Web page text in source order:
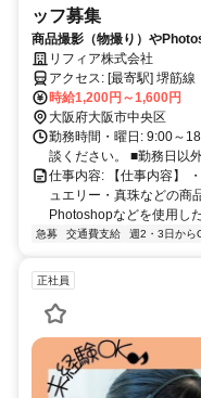
ッフ募集
商品撮影（物撮り）や
意な方！！
リフィア株式会社
アクセス: [最寄駅]
時給1,200円～1,600円
大阪府大阪市中央区
勤務時間・曜日: 9:00～
談ください。 ■勤務日以
仕事内容: 【仕事内容】
ュエリー・真珠などの商
Photoshopなどを使用し
急募 交通費支給 週2・3日から
正社員